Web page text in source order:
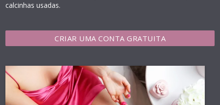
calcinhas usadas.
CRIAR UMA CONTA GRATUITA